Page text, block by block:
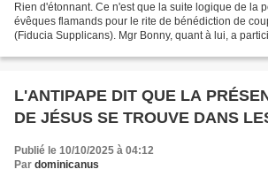
Rien d'étonnant. Ce n'est que la suite logique de la
évêques flamands pour le rite de bénédiction de
(Fiducia Supplicans). Mgr Bonny, quant à lui, a
L'ANTIPAPE DIT QUE LA
DE JÉSUS SE TROUVE DANS
Publié le 10/10/2025 à 04:12
Par dominicanus